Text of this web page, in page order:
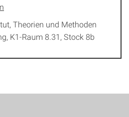
Theorien und Methoden
K1-Raum 8.31, Stock 8b